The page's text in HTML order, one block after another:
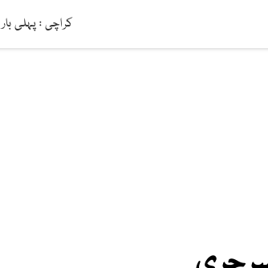
کراچی : پہلی